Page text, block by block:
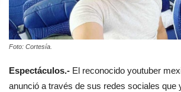
Foto: Cortesía.
Espectáculos.- El reconocido youtuber
anunció a través de sus redes sociales que